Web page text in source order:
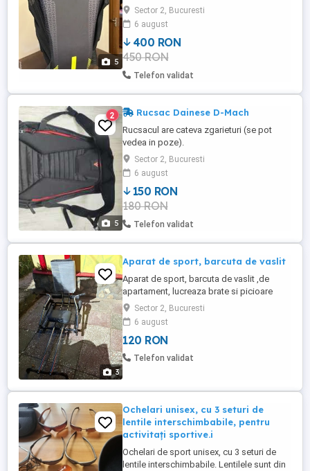
5
pe fata. Ca noua, purtata o singura data !
Este excelenta vara prin oras ! Prefer
predare personala in Bucuresti. Aceasta
este o traducere automată generată de un
software: Vesta Netcube este o protecție
Vesta multisport ...
Sector 2, Bucuresti
6 august
400 RON
450 RON
Telefon validat
5
2 Rucsac Dainese D-Mach
Rucsacul are cateva zgarieturi (se pot
vedea in poze).
Sector 2, Bucuresti
6 august
150 RON
180 RON
Telefon validat
3
Aparat de sport, barcuta de vaslit
Aparat de sport, barcuta de vaslit ,de
apartament, lucreaza brate si picioare
Sector 2, Bucuresti
6 august
120 RON
Telefon validat
Ochelari unisex, cu 3 seturi de
lentile interschimbabile, pentru
activitați sportive.i
Ochelari de sport unisex, cu 3 seturi de
lentile interschimbabile. Lentilele sunt din